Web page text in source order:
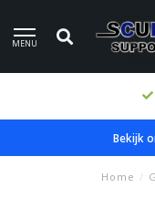
MENU
Bekijk
Home /